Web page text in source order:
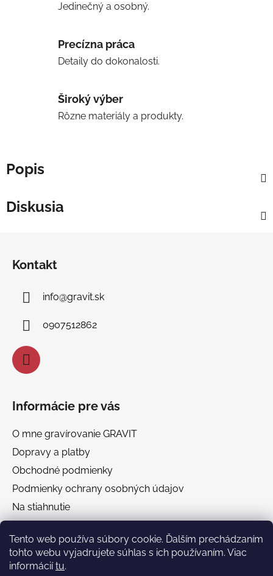
Tento web používa súbory cookie. Ďalším prechádzaním
tohto webu vyjadrujete súhlas s ich používaním. Viac
informáciítu.
Jedinečný a osobný.
Precízna práca
Detaily do dokonalosti.
Široký výber
Rôzne materiály a produkty.
Popis
Diskusia
Kontakt
info@gravit.sk
0907512862
Informácie pre vás
O mne gravírovanie GRAVIT
Dopravy a platby
Obchodné podmienky
Podmienky ochrany osobných údajov
Na stiahnutie
Facebook